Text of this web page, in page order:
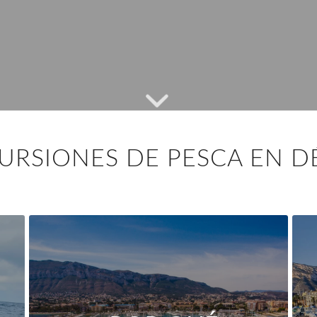
DE PESCA EN